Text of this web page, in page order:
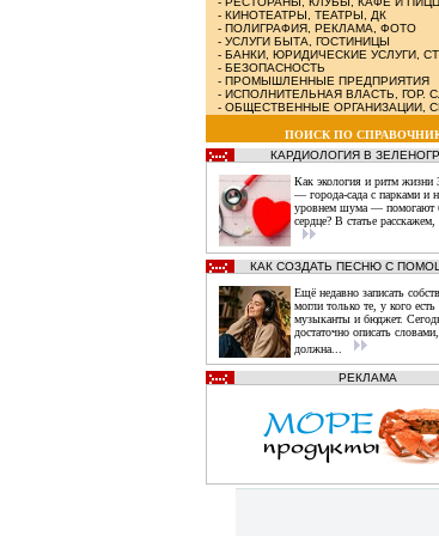
- КИНОТЕАТРЫ, ТЕАТРЫ, ДК
- ПОЛИГРАФИЯ, РЕКЛАМА, ФОТО
- УСЛУГИ БЫТА, ГОСТИНИЦЫ
- БАНКИ, ЮРИДИЧЕСКИЕ УСЛУГИ,
- БЕЗОПАСНОСТЬ
- ПРОМЫШЛЕННЫЕ ПРЕДПРИЯТИЯ
- ИСПОЛНИТЕЛЬНАЯ ВЛАСТЬ, ГОР.
- ОБЩЕСТВЕННЫЕ ОРГАНИЗАЦИИ,
ПОИСК ПО
КАРДИОЛОГИЯ В
Как экология и ритм жизни
— города‑сада с парками и
уровнем шума — помогают
сердце? В статье расскажем,
КАК СОЗДАТЬ ПЕСНЮ С
Ещё недавно записать
могли только те, у кого есть
музыканты и бюджет.
достаточно описать
должна...
РЕКЛАМА